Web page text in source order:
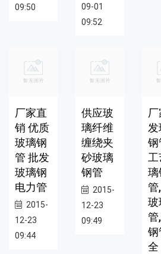
09:50
09-01
09:52
厂家直
销 优质
玻璃钢
管 批发
玻璃钢
电力管
2015-
12-23
09:44
供应玻
璃纤维
缠绕夹
砂玻璃
钢管
2015-
12-23
09:49
钢
工
璃
管
玻
管
钢
全